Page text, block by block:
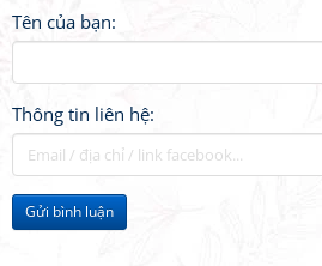
Tên của bạn:
Thông tin liên hệ:
Gửi bình luận